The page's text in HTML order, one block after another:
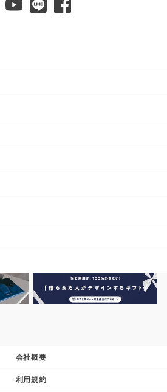
会社概要
利用規約